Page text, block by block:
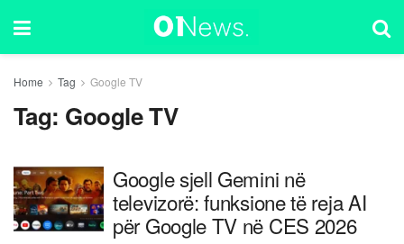
Home Tag Google TV
Tag: Google TV
Google sjell Gemini në
televizorë: funksione të reja AI
për Google TV në CES 2026